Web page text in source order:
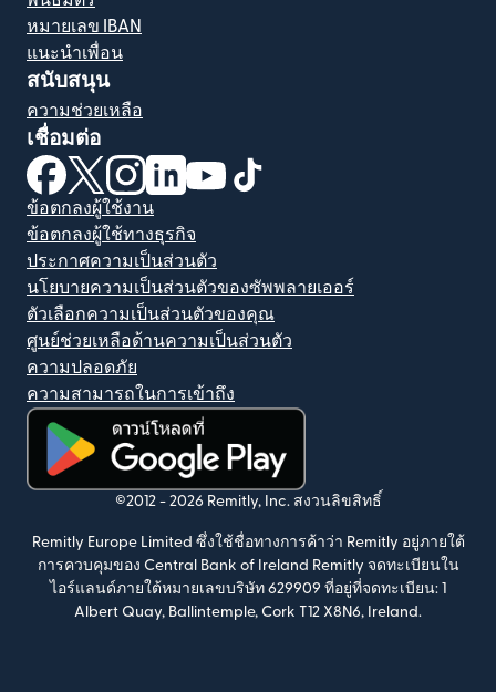
หมายเลข IBAN
แนะนำเพื่อน
สนับสนุน
ความช่วยเหลือ
เชื่อมต่อ
(เปิดในหน้าต่างใหม่)
(เปิดในหน้าต่างใหม่)
(เปิดในหน้าต่างใหม่)
(เปิดในหน้าต่างใหม่)
(เปิดในหน้าต่างใหม่)
ข้อตกลงผู้ใช้งาน
ข้อตกลงผู้ใช้ทางธุรกิจ
ประกาศความเป็นส่วนตัว
นโยบายความเป็นส่วนตัวของซัพพลายเออร์
ตัวเลือกความเป็นส่วนตัวของคุณ
ศูนย์ช่วยเหลือด้านความเป็นส่วนตัว
ความปลอดภัย
ความสามารถในการเข้าถึง
(เปิดในหน้าต่างใหม่)
©2012 - 2026 Remitly, Inc. สงวนลิขสิทธิ์
Remitly Europe Limited ซึ่งใช้ชื่อทางการค้าว่า Remitly อยู่ภายใต้
การควบคุมของ Central Bank of Ireland Remitly จดทะเบียนใน
ไอร์แลนด์ภายใต้หมายเลขบริษัท 629909 ที่อยู่ที่จดทะเบียน: 1
Albert Quay, Ballintemple, Cork T12 X8N6, Ireland.